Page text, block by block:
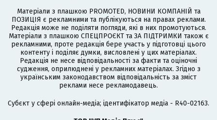
Матеріали з плашкою PROMOTED, НОВИНИ КОМПАНІЙ та
ПОЗИЦІЯ є рекламними та публікуються на правах реклами.
Редакція може не поділяти погляди, які в них промотуються.
Матеріали з плашкою СПЕЦПРОЄКТ та ЗА ПІДТРИМКИ також є
рекламними, проте редакція бере участь у підготовці цього
контенту і поділяє думки, висловлені у цих матеріалах.
Редакція не несе відповідальності за факти та оціночні
судження, оприлюднені у рекламних матеріалах. Згідно з
українським законодавством відповідальність за зміст
реклами несе рекламодавець.
Cубєкт у сфері онлайн-медіа; ідентифікатор медіа - R40-02163.